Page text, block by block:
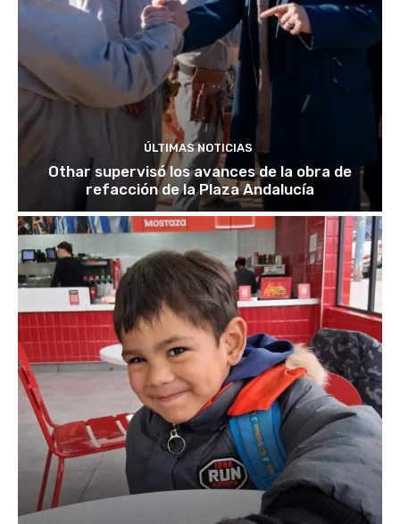
ÚLTIMAS NOTICIAS
Othar supervisó los avances de la obra de
refacción de la Plaza Andalucía